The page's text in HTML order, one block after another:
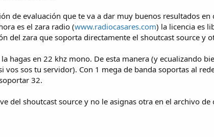
de evaluación que te va a dar muy buenos resultados
es el zara radio (www.radiocasares.com) la licencia es
del zara que soporta directamente el shoutcast source y
hagas en 22 khz mono. De esta manera (y ecualizando
vos sos tu servidor). Con 1 mega de banda soportas al
32.
del shoutcast source y no le asignas otra en el archivo